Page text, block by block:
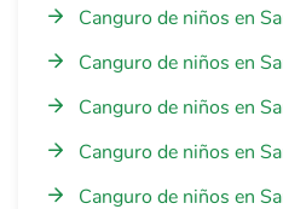
Canguro de niños en
Canguro de niños en
Canguro de niños en
Canguro de niños en
Canguro de niños en